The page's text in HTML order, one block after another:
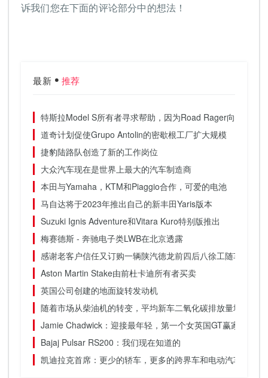
诉我们您在下面的评论部分中的想法！
最新 推荐
特斯拉Model S所有者寻求帮助，因为Road Rager向他的
道奇计划促使Grupo Antolin的密歇根工厂扩大规模
捷豹陆路队创造了新的工作岗位
大众汽车现在是世界上最大的汽车制造商
本田与Yamaha，KTM和Piaggio合作，可爱的电池
马自达将于2023年推出自己的新丰田Yaris版本
Suzuki Ignis Adventure和Vitara Kuro特别版推出
梅赛德斯 - 奔驰电子类LWB在北京透露
感谢老客户信任又订购一辆陕汽德龙前四后八徐工随车吊
Aston Martin Stake由前杜卡迪所有者买卖
英国公司创建的地面旋转发动机
随着市场从柴油机的转变，平均新车二氧化碳排放量增加
Jamie Chadwick：迎接最年轻，第一个女英国GT赢家
Bajaj Pulsar RS200：我们现在知道的
凯迪拉克首席：更少的轿车，更多的跨界车和电动汽车